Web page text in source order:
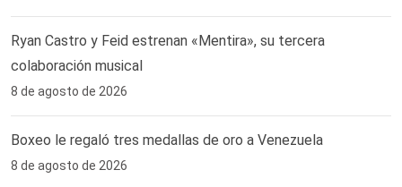
Ryan Castro y Feid estrenan «Mentira», su tercera
colaboración musical
8 de agosto de 2026
Boxeo le regaló tres medallas de oro a Venezuela
8 de agosto de 2026